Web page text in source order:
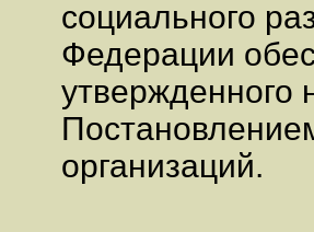
социального
Федерации
утвержденного
организаций.